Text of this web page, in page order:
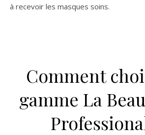
à recevoir les masques soins.
Comment
gamme La